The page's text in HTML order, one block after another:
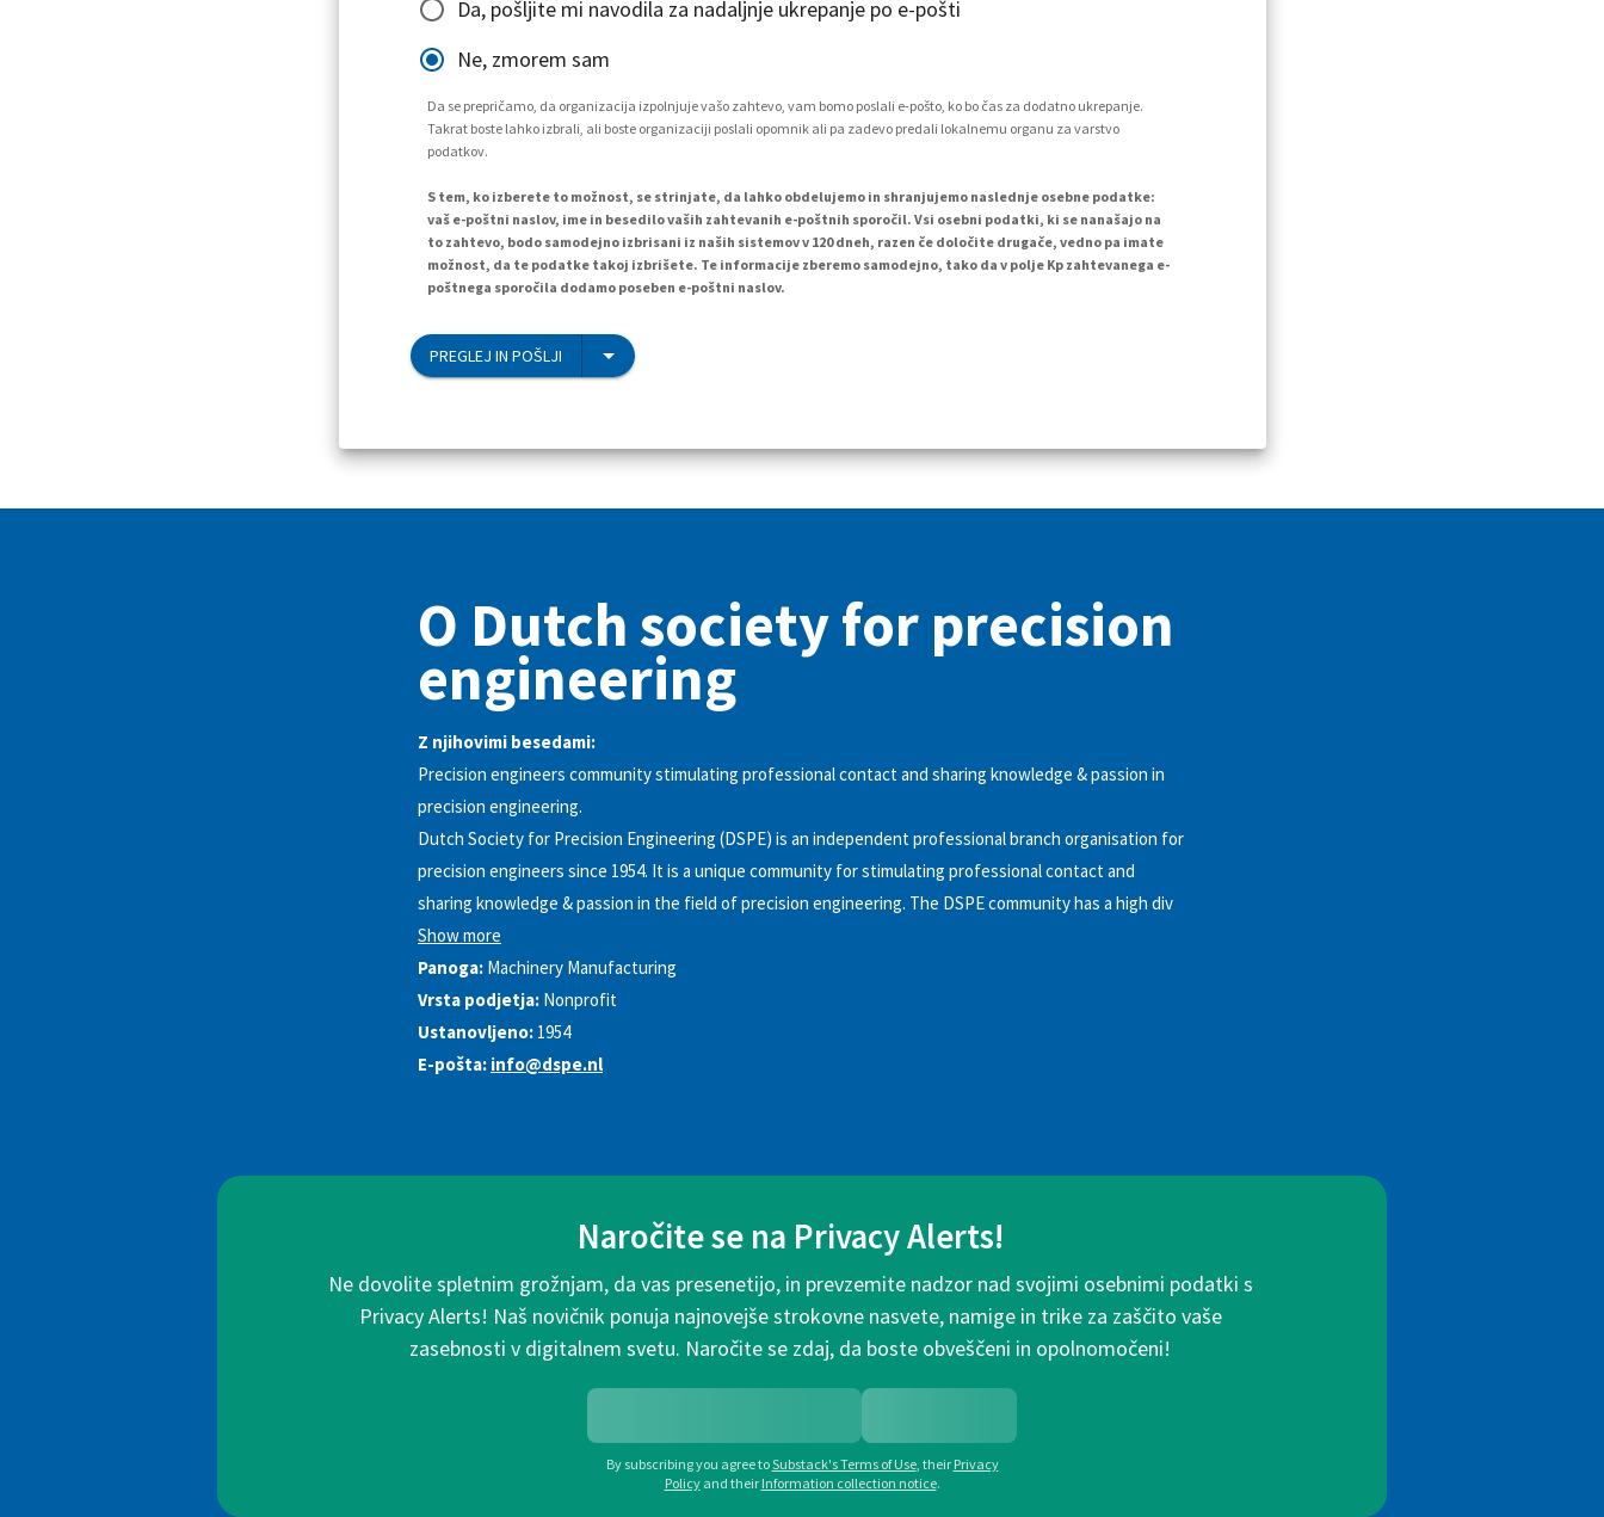
Da, pošljite mi navodila za nadaljnje ukrepanje po e-pošti
Ne, zmorem sam
Da se prepričamo, da organizacija izpolnjuje vašo zahtevo, vam bomo poslali e-pošto, ko bo čas za dodatno ukrepanje.
Takrat boste lahko izbrali, ali boste organizaciji poslali opomnik ali pa zadevo predali lokalnemu organu za varstvo
podatkov.
S tem, ko izberete to možnost, se strinjate, da lahko obdelujemo in shranjujemo naslednje osebne podatke:
vaš e-poštni naslov, ime in besedilo vaših zahtevanih e-poštnih sporočil. Vsi osebni podatki, ki se nanašajo na
to zahtevo, bodo samodejno izbrisani iz naših sistemov v 120 dneh, razen če določite drugače, vedno pa imate
možnost, da te podatke takoj izbrišete. Te informacije zberemo samodejno, tako da v polje Kp zahtevanega e-
poštnega sporočila dodamo poseben e-poštni naslov.
PREGLEJ IN POŠLJI
O Dutch society for precision
engineering
Z njihovimi besedami:
Precision engineers community stimulating professional contact and sharing knowledge & passion in
precision engineering.
Dutch Society for Precision Engineering (DSPE) is an independent professional branch organisation for
precision engineers since 1954. It is a unique community for stimulating professional contact and
sharing knowledge & passion in the field of precision engineering. The DSPE community has a high div
Show more
Panoga: Machinery Manufacturing
Vrsta podjetja: Nonprofit
Ustanovljeno: 1954
E-pošta: info@dspe.nl
Naročite se na Privacy Alerts!
Ne dovolite spletnim grožnjam, da vas presenetijo, in prevzemite nadzor nad svojimi osebnimi podatki s
Privacy Alerts! Naš novičnik ponuja najnovejše strokovne nasvete, namige in trike za zaščito vaše
zasebnosti v digitalnem svetu. Naročite se zdaj, da boste obveščeni in opolnomočeni!
By subscribing you agree toSubstack's Terms of Use, their Privacy
Policy and their Information collection notice.